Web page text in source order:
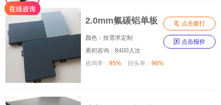
2.0mm氟碳铝单板
颜色：按需求定制
累积咨询：8400人次
 点击拨打
 点击报价
咨询率： 95% 回头率：96%